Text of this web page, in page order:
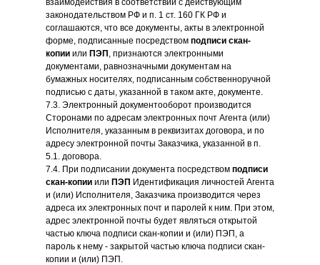
взаимодействия в соответствии с действующим
законодательством РФ и п. 1 ст. 160 ГК РФ и
соглашаются, что все документы, акты в электронной
форме, подписанные посредством подписи скан-
копии или ПЭП , признаются электронными
документами, равнозначными документам на
бумажных носителях, подписанным собственноручной
подписью с даты, указанной в таком акте, документе.
7.3. Электронный документооборот производится
Сторонами по адресам электронных почт Агента (или)
Исполнителя, указанным в реквизитах договора, и по
адресу электронной почты Заказчика, указанной в п.
5.1. договора.
7.4. При подписании документа посредством подписи
скан-копии или ПЭП Идентификация личностей Агента
и (или) Исполнителя, Заказчика производится через
адреса их электронных почт и паролей к ним. При этом,
адрес электронной почты будет являться открытой
частью ключа подписи скан-копии и (или) ПЭП, а
пароль к нему - закрытой частью ключа подписи скан-
копии и (или) ПЭП.